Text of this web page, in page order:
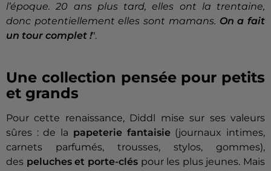
l’époque. 20 ans plus tard, elles ont la trentaine,
donc potentiellement elles sont mamans. On a fait
un tour complet !".
Une collection pensée pour petits
et grands
Pour cette renaissance, Diddl mise sur ses valeurs
sûres : de la papeterie fantaisie(journaux intimes,
carnets parfumés, trousses, stylos, gommes),
des peluches et porte-cléspour les plus jeunes. Mais